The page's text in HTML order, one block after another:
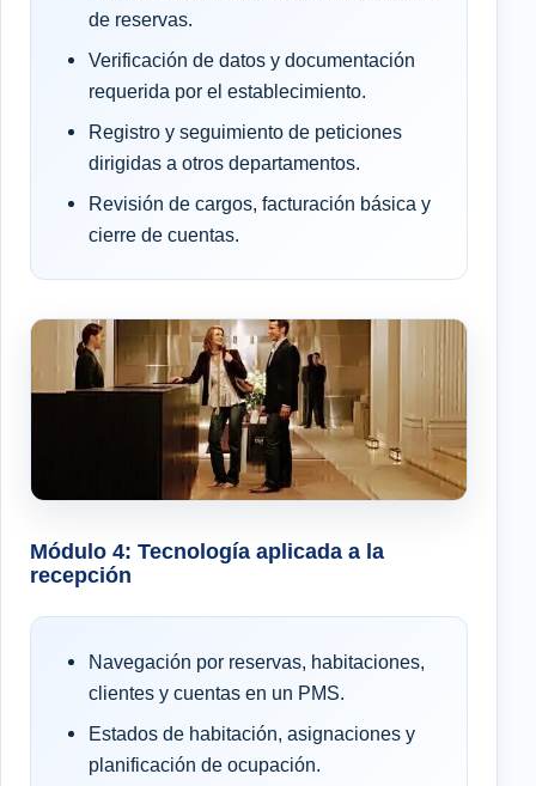
de reservas.
Verificación de datos y documentación
requerida por el establecimiento.
Registro y seguimiento de peticiones
dirigidas a otros departamentos.
Revisión de cargos, facturación básica y
cierre de cuentas.
Módulo 4: Tecnología aplicada a la
recepción
Navegación por reservas, habitaciones,
clientes y cuentas en un PMS.
Estados de habitación, asignaciones y
planificación de ocupación.